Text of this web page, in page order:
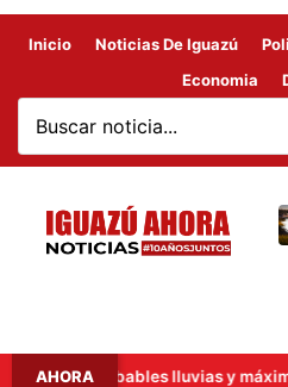
Inicio Noticias De Iguazú
Economia
AHORA
probables lluvias y máximas